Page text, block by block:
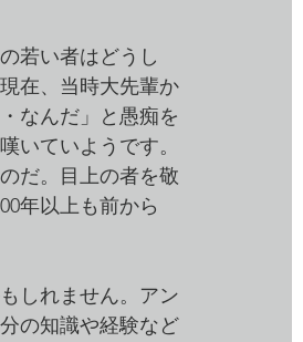
スチャン
若い者はどうし
在、当時大先輩か
なんだ」と愚痴を
いていようです。
だ。目上の者を敬
年以上も前から
しれません。アン
の知識や経験など